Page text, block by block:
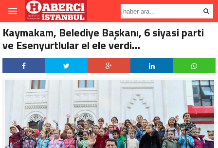
Kaymakam, Belediye Başkanı, 6 siyasi parti
ve Esenyurtlular el ele verdi…